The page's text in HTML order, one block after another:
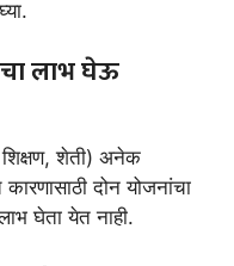
लाभ घेऊ
शिक्षण, शेती) अनेक
दोन योजनांचा
घेता येत नाही.